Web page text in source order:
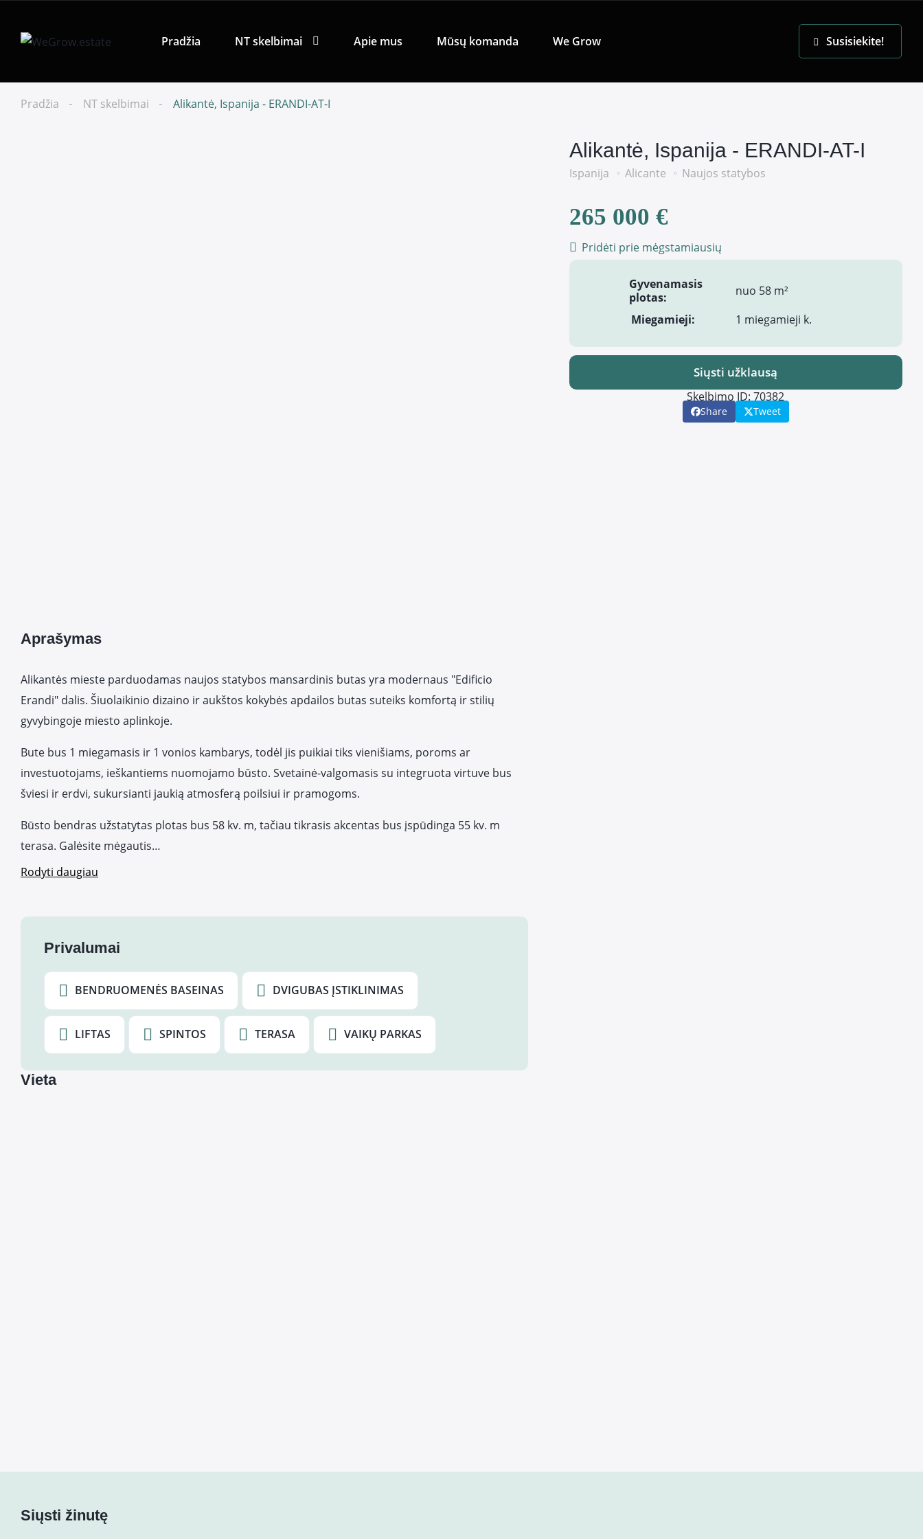
Pradžia NT skelbimai Apie mus Mūsų komanda We Grow Susisiekite!
Pradžia NT skelbimai Alikantė, Ispanija - ERANDI-AT-I
Aprašymas
Alikantės mieste parduodamas naujos statybos mansardinis butas yra modernaus "Edificio
Erandi" dalis. Šiuolaikinio dizaino ir aukštos kokybės apdailos butas suteiks komfortą ir stilių
gyvybingoje miesto aplinkoje.
Bute bus 1 miegamasis ir 1 vonios kambarys, todėl jis puikiai tiks vienišiams, poroms ar
investuotojams, ieškantiems nuomojamo būsto. Svetainė-valgomasis su integruota virtuve bus
šviesi ir erdvi, sukursianti jaukią atmosferą poilsiui ir pramogoms.
Būsto bendras užstatytas plotas bus 58 kv. m, tačiau tikrasis akcentas bus įspūdinga 55 kv. m
terasa. Galėsite mėgautis…
Rodyti daugiau
Privalumai
BENDRUOMENĖS BASEINAS DVIGUBAS ĮSTIKLINIMAS
LIFTAS SPINTOS TERASA VAIKŲ PARKAS
Vieta
Alikantė, Ispanija - ERANDI-AT-I
Ispanija Alicante Naujos statybos
265 000 €
Pridėti prie mėgstamiausių
Gyvenamasis
plotas:
nuo 58 m²
Miegamieji:
1 miegamieji k.
Siųsti užklausą
Skelbimo ID: 70382
Share Tweet
Siųsti žinutę